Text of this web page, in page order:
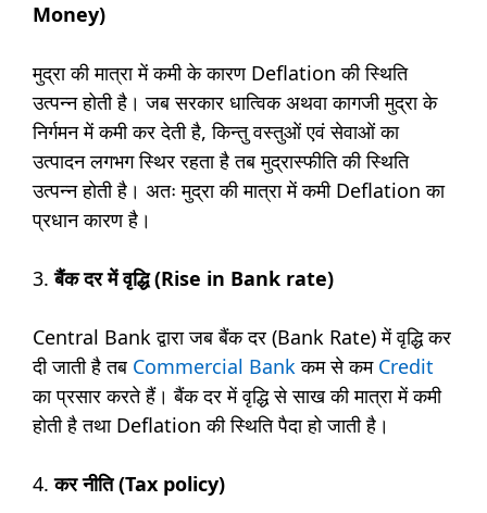
Money)
मुद्रा की मात्रा में कमी के कारण Deflation की स्थिति
उत्पन्न होती है। जब सरकार धात्विक अथवा कागजी मुद्रा के
निर्गमन में कमी कर देती है, किन्तु वस्तुओं एवं सेवाओं का
उत्पादन लगभग स्थिर रहता है तब मुद्रास्फीति की स्थिति
उत्पन्न होती है। अतः मुद्रा की मात्रा में कमी Deflation का
प्रधान कारण है।
3.बैंक दर में वृद्धि (Rise in Bank rate)
Central Bank द्वारा जब बैंक दर (Bank Rate) में वृद्धि कर
दी जाती है तब Commercial Bankकम से कम Credit
का प्रसार करते हैं। बैंक दर में वृद्धि से साख की मात्रा में कमी
होती है तथा Deflation की स्थिति पैदा हो जाती है।
4.कर नीति (Tax policy)